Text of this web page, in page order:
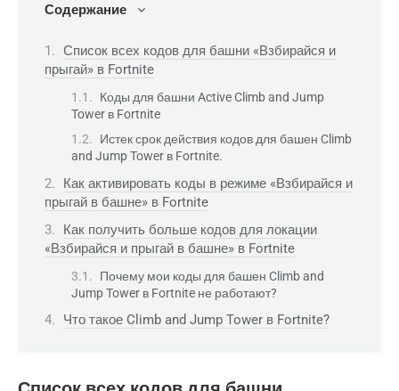
Содержание
Список всех кодов для башни «Взбирайся и
прыгай» в Fortnite
Коды для башни Active Climb and Jump
Tower в Fortnite
Истек срок действия кодов для башен Climb
and Jump Tower в Fortnite.
Как активировать коды в режиме «Взбирайся и
прыгай в башне» в Fortnite
Как получить больше кодов для локации
«Взбирайся и прыгай в башне» в Fortnite
Почему мои коды для башен Climb and
Jump Tower в Fortnite не работают?
Что такое Climb and Jump Tower в Fortnite?